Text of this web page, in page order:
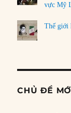
vực Mỹ
Thế giới
CHỦ ĐỀ